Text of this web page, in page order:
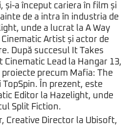
și-a început cariera în film și
de a intra în industria de
unde a lucrat la A Way
Artist și actor de
După succesul
It Takes
Cinematic Lead la Hangar 13,
precum Mafia: The
TopSpin. În prezent, este
Editor la Hazelight, unde
Split Fiction.
Creative Director la Ubisoft,